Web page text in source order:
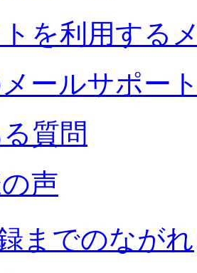
を利用する
ールサポー
質問
声
までのながれ